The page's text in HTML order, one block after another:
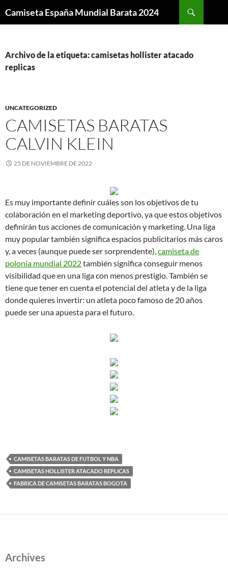
Camiseta España Mundial Barata 2024
Archivo de la etiqueta: camisetas hollister atacado
replicas
UNCATEGORIZED
CAMISETAS BARATAS
CALVIN KLEIN
25 DE NOVIEMBRE DE 2022
Es muy importante definir cuáles son los objetivos de tu
colaboración en el marketing deportivo, ya que estos objetivos
definirán tus acciones de comunicación y marketing. Una liga
muy popular también significa espacios publicitarios más caros
y, a veces (aunque puede ser sorprendente),camiseta de
polonia mundial 2022también significa conseguir menos
visibilidad que en una liga con menos prestigio. También se
tiene que tener en cuenta el potencial del atleta y de la liga
donde quieres invertir: un atleta poco famoso de 20 años
puede ser una apuesta para el futuro.
CAMISETAS BARATAS DE FUTBOL Y NBA
CAMISETAS HOLLISTER ATACADO REPLICAS
FABRICA DE CAMISETAS BARATAS BOGOTA
Archives